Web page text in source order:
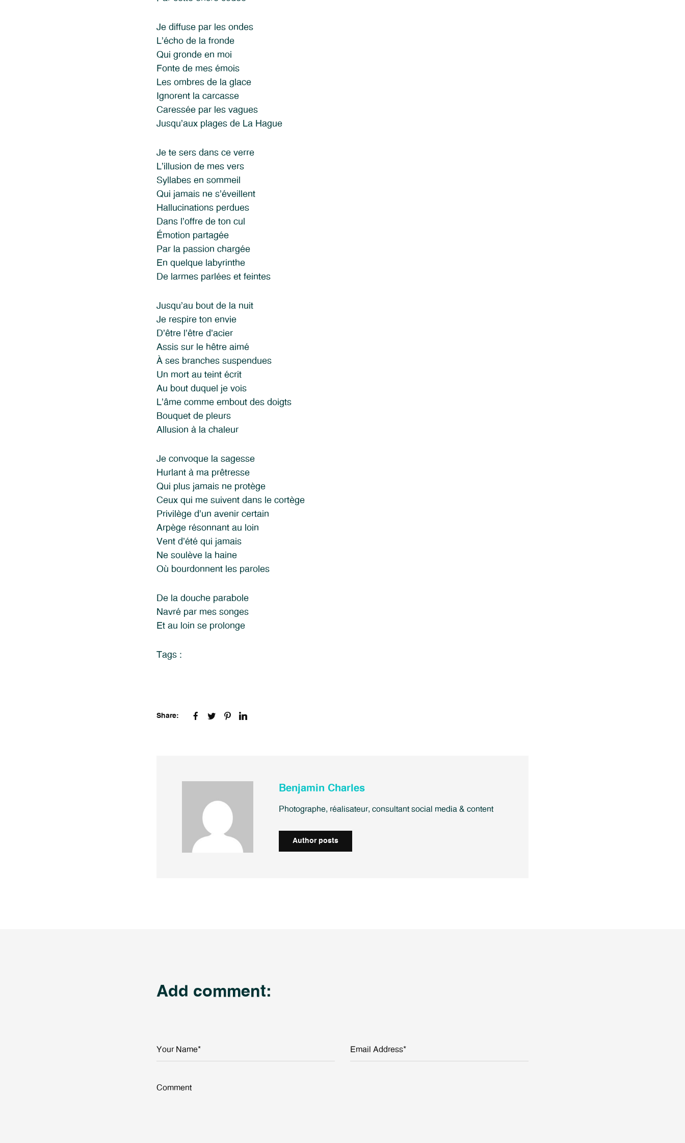
Je diffuse par les ondes
L’écho de la fronde
Qui gronde en moi
Fonte de mes émois
Les ombres de la glace
Ignorent la carcasse
Caressée par les vagues
Jusqu’aux plages de La Hague
Je te sers dans ce verre
L’illusion de mes vers
Syllabes en sommeil
Qui jamais ne s’éveillent
Hallucinations perdues
Dans l’offre de ton cul
Émotion partagée
Par la passion chargée
En quelque labyrinthe
De larmes parlées et feintes
Jusqu’au bout de la nuit
Je respire ton envie
D’être l’être d’acier
Assis sur le hêtre aimé
À ses branches suspendues
Un mort au teint écrit
Au bout duquel je vois
L’âme comme embout des doigts
Bouquet de pleurs
Allusion à la chaleur
Je convoque la sagesse
Hurlant à ma prêtresse
Qui plus jamais ne protège
Ceux qui me suivent dans le cortège
Privilège d’un avenir certain
Arpège résonnant au loin
Vent d’été qui jamais
Ne soulève la haine
Où bourdonnent les paroles
De la douche parabole
Navré par mes songes
Et au loin se prolonge
Tags :
Share:
Benjamin Charles
Photographe, réalisateur, consultant social media & content
Author posts
Add comment:
Your Name* Email Address*
Comment